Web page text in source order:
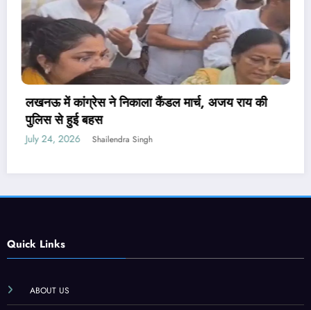
पेपर लीक संशोधन बिल पर मंत्री वैष्णव ने नहीं दिया जवाब,
PM मोदी ने कही थी सख्त कानून लाने की बात
July 24, 2026 Shailendra Singh
Quick Links
ABOUT US